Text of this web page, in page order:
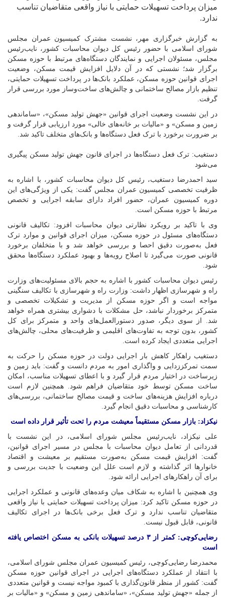
میزان پرداخت تسهیلات حمایتی با نیاز واقعی متقاضیان تناسب
ندارد.
به گزارش خبرگزاری مهر، نشست مشترک کمیسیون عمران مجلس
شورای اسلامی با حضور رئیس کل دیوان محاسبات کشور، نایب‌رئیس
مجلس، مسئولان اجرایی و نمایندگان دستگاه‌های مرتبط با حوزه مسکن
برگزار شد؛ نشستی که در آن دلایل افزایش قیمت مسکن، وضعیت
اجرای قوانین حوزه مسکن، عملکرد بانک‌ها در پرداخت تسهیلات حمایتی،
تنظیم بازار مصالح ساختمانی و چالش‌های ساخت‌وساز مورد بررسی قرار
گرفت.
در این نشست وضعیت اجرای قوانین «جهش تولید مسکن»، «ساماندهی
زمین و مسکن» و «مالیات بر خانه‌های خالی» مورد ارزیابی قرار گرفت و
بر ضرورت برخورد با ترک فعل دستگاه‌ها و بانک‌های متخلف تاکید شد.
دستغیب: ترک فعل دستگاه‌ها در اجرای قانون جهش تولید مسکن پیگیری
می‌شود
سید احمدرضا دستغیب، رئیس کل دیوان محاسبات کشور، با اشاره به
ظرفیت تخصصی کمیسیون عمران مجلس گفت: یکی از ویژگی‌های این
دوره کمیسیون عمران، حضور افراد دارای سابقه اجرایی و تخصص
مرتبط با حوزه مسکن است.
وی با تاکید بر رویکرد نظارتی دیوان محاسبات افزود: تکالیف قانونی
دستگاه‌های مسئول در حوزه مسکن، میزان اجرای قوانین و موارد ترک
فعل به‌صورت دقیق احصا و بررسی خواهد شد و با متخلفان برخورد
قانونی صورت می‌گیرد تا اصلاح رویه‌ها و بهبود عملکرد دستگاه‌ها محقق
شود.
رئیس دیوان محاسبات کشور با اشاره به حجم بالای مسئولیت‌های وزارت
راه و شهرسازی اظهار داشت: وزارت راه و شهرسازی با تکالیف سنگینی
مواجه است و اگر حوزه مسکن از مدیریت و تشکیلات تخصصی و
متمرکز برخوردار نباشد، حل مشکلات با دشواری بیشتری همراه خواهد
شد. از سوی دیگر، صدور دستورالعمل‌های واحد و متمرکز برای کل
کشور، بدون توجه به تفاوت‌های اقلیمی و ظرفیت‌های محلی، چالش‌های
اجرایی متعددی ایجاد کرده است.
دستغیب راهکار کاهش بار اجرایی دولت در حوزه مسکن را حرکت به
سمت تمرکززدایی و واگذاری امور به مردم دانست و گفت: باید زمین و
زیرساخت در اختیار مردم قرار گیرد و با اعطای تسهیلات مناسب، امکان
ساخت مسکن توسط خود متقاضیان فراهم شود. همچنین لازم است
درباره افزایش هزینه‌های ساخت و قیمت مصالح ساختمانی، بررسی‌های
کارشناسی و محاسبات دقیق انجام گیرد.
نیکزاد: بازار مسکن مستقیماً معیشت مردم را تحت تأثیر قرار داده است
علی نیکزاد، نایب‌رئیس مجلس شورای اسلامی، در این نشست با
قدردانی از تعامل دیوان محاسبات با مجلس در مسیر اجرای قوانین،
گفت: افزایش قیمت مسکن به‌صورت مستقیم بر معیشت و اقتصاد
خانوارها اثر گذاشته و لازم است علل این وضعیت با جدیت بررسی و
برای آن راهکارهای اجرایی ارائه شود.
وی همچنین با اشاره به شکاف میان وعده‌های قانونی و عملکرد اجرایی
در حوزه مسکن تاکید کرد: میزان پرداخت تسهیلات حمایتی با نیاز واقعی
متقاضیان تناسب ندارد و ترک فعل برخی بانک‌ها در اجرای تکالیف
قانونی، قابل قبول نیست.
رضایی‌کوچی: کمتر از ۳ درصد تسهیلات بانکی به مسکن اختصاص یافته
است
محمدرضا رضایی‌کوچی، رئیس کمیسیون عمران مجلس شورای اسلامی،
با انتقاد از عملکرد دستگاه‌های اجرایی در اجرای قوانین حوزه مسکن
گفت: کشور از منظر قانون‌گذاری با کمبود مواجه نیست و قوانین متعددی
از جمله «جهش تولید مسکن»، «ساماندهی زمین و مسکن» و «مالیات بر